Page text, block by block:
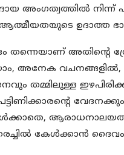
അംഗത്വത്തിൽ നിന്ന്
ഉദാത്ത
തന്നെയാണ് അതിൻ്റെ
അനേക
തമ്മിലുള്ള
കേൾക്കാൻ